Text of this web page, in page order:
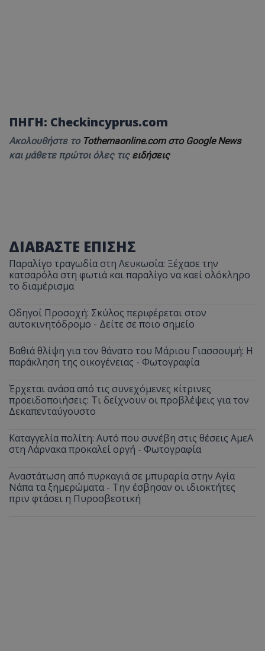
ΠΗΓΗ: Checkincyprus.com
Ακολουθήστε το Tothemaonline.com στο Google News
και μάθετε πρώτοι όλες τις ειδήσεις
ΔΙΑΒΑΣΤΕ ΕΠΙΣΗΣ
Παραλίγο τραγωδία στη Λευκωσία: Ξέχασε την
κατσαρόλα στη φωτιά και παραλίγο να καεί ολόκληρο
το διαμέρισμα
Οδηγοί Προσοχή: Σκύλος περιφέρεται στον
αυτοκινητόδρομο - Δείτε σε ποιο σημείο
Βαθιά θλίψη για τον θάνατο του Μάριου Γιασσουμή: Η
παράκληση της οικογένειας - Φωτογραφία
Έρχεται ανάσα από τις συνεχόμενες κίτρινες
προειδοποιήσεις: Τι δείχνουν οι προβλέψεις για τον
Δεκαπενταύγουστο
Καταγγελία πολίτη: Αυτό που συνέβη στις θέσεις ΑμεΑ
στη Λάρνακα προκαλεί οργή - Φωτογραφία
Αναστάτωση από πυρκαγιά σε μπυραρία στην Αγία
Νάπα τα ξημερώματα - Την έσβησαν οι ιδιοκτήτες
πριν φτάσει η Πυροσβεστική